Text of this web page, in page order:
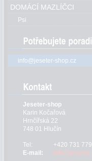
DOMÁCÍ MAZLÍČCI
Psi
info@jeseter-shop.cz
Jeseter-shop
Karin Kočařová
Hrnčířská 22
748 01 Hlučín
Tel:
+420 731
E-mail: